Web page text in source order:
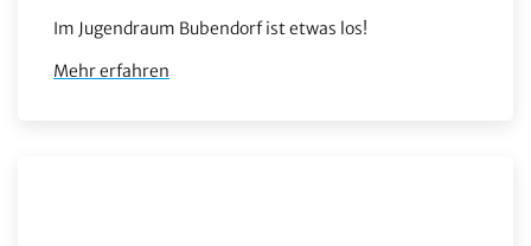
Im Jugendraum Bubendorf ist etwas los!
Mehr erfahren